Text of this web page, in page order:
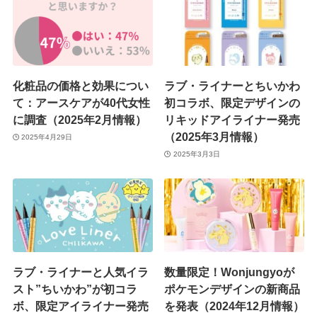
化粧品の価格と効果につい
て：アースケアが40代女性
に調査（2025年2月情報）
2025年4月29日
ラブ・ライナーとちいかわ
初コラボ、限定デザインの
リキッドアイライナー発売
（2025年3月情報）
2025年3月3日
ラブ・ライナーと人気イラ
スト”ちいかわ”が初コラ
ボ、限定アイライナー発売
数量限定！Wonjungyoが
ポケモンデザインの新商品
を発表（2024年12月情報）